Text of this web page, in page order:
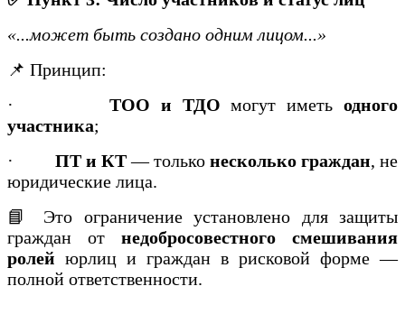
«...может быть создано одним лицом...»
📌 Принцип:
·ТОО и ТДО могут иметьодного
участника;
· ПТ и КТ— только несколько граждан, не
юридические лица.
📘 Это ограничение установлено для защиты
граждан от недобросовестного смешивания
ролей юрлиц и граждан в рисковой форме —
полной ответственности.